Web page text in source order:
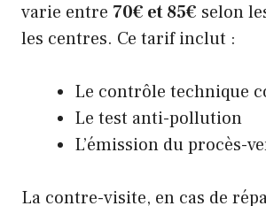
varie entre 70€ et 85€ selon
les centres. Ce tarif inclut :
Le contrôle technique
Le test anti-pollution
L’émission du procès-
La contre-visite, en cas de